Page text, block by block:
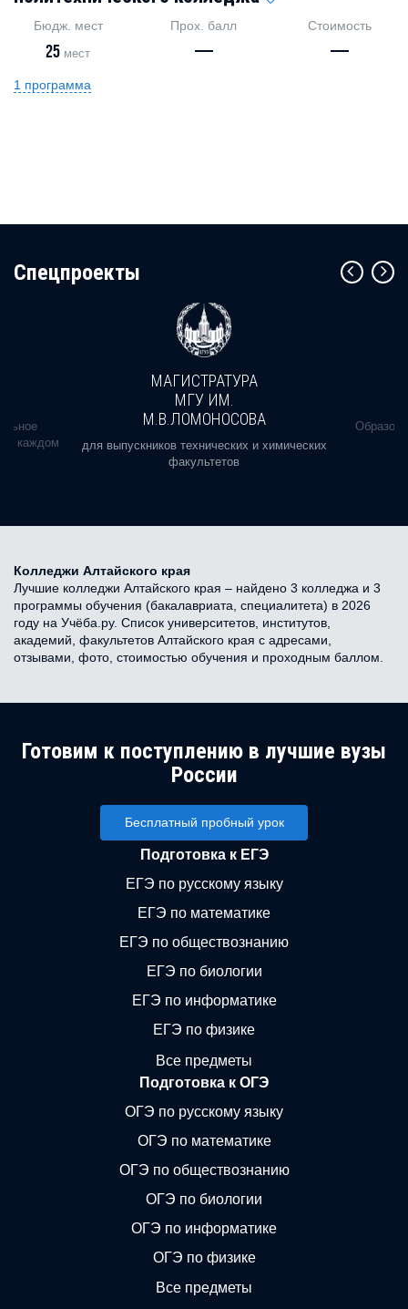
Бюдж. мест
25 мест
Прох. балл
—
Стоимость
—
1 программа
Cпецпроекты
в каждом
МАГИСТРАТУРА
МГУ ИМ.
М.В.ЛОМОНОСОВА
для выпускников технических и химических
факультетов
Колледжи Алтайского края
Лучшие колледжи Алтайского края – найдено 3 колледжа и 3
программы обучения (бакалавриата, специалитета) в 2026
году на Учёба.ру. Список университетов, институтов,
академий, факультетов Алтайского края с адресами,
отзывами, фото, стоимостью обучения и проходным баллом.
Готовим к поступлению в лучшие вузы
России
Бесплатный пробный урок
Подготовка к ЕГЭ
ЕГЭ по русскому языку
ЕГЭ по математике
ЕГЭ по обществознанию
ЕГЭ по биологии
ЕГЭ по информатике
ЕГЭ по физике
Все предметы
Подготовка к ОГЭ
ОГЭ по русскому языку
ОГЭ по математике
ОГЭ по обществознанию
ОГЭ по биологии
ОГЭ по информатике
ОГЭ по физике
Все предметы